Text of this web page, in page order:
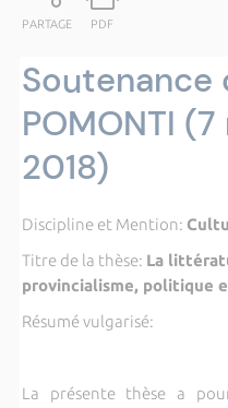
PARTAGE PDF
Soutenance
POMONTI
2018)
Discipline et Mention:
Titre de la thèse: La
provincialisme, politique
Résumé vulgarisé:
La présente thèse a